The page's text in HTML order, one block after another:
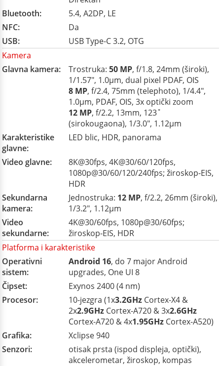
Bluetooth:
5.4, A2DP, LE
NFC:
Da
USB:
USB Type-C 3.2, OTG
Kamera
Glavna kamera:
Trostruka: 50 MP, f/1.8, 24mm (široki),
1/1.57", 1.0µm, dual pixel PDAF, OIS
8 MP, f/2.4, 75mm (telephoto), 1/4.4",
1.0µm, PDAF, OIS, 3x optički zoom
12 MP, f/2.2, 13mm, 123˚
(sirokougaona), 1/3.0", 1.12µm
Karakteristike
glavne:
LED blic, HDR, panorama
Video glavne:
8K@30fps, 4K@30/60/120fps,
1080p@30/60/120/240fps; žiroskop-EIS,
HDR
Sekundarna
kamera:
Jednostruka: 12 MP, f/2.2, 26mm (široki),
1/3.2", 1.12µm
Video
sekundarne:
4K@30/60fps, 1080p@30/60fps;
žiroskop-EIS, HDR
Platforma i karakteristike
Operativni
sistem:
Android 16, do 7 major Android
upgrades, One UI 8
Čipset:
Exynos 2400 (4 nm)
Procesor:
10-jezgra (1x3.2GHz Cortex-X4 &
2x2.9GHz Cortex-A720 & 3x2.6GHz
Cortex-A720 & 4x1.95GHz Cortex-A520)
Grafika:
Xclipse 940
Senzori:
otisak prsta (ispod displeja, optički),
akcelerometar, žiroskop, kompas